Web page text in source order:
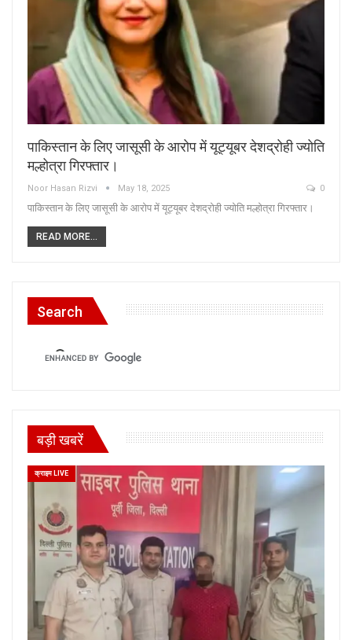
पाकिस्तान के लिए जासूसी के आरोप में यूट्यूबर देशद्रोही ज्योति
मल्होत्रा गिरफ्तार।
Noor Hasan Rizvi May 18, 2025 0
पाकिस्तान के लिए जासूसी के आरोप में यूट्यूबर देशद्रोही ज्योति मल्होत्रा गिरफ्तार।
READ MORE...
Search
बड़ी खबरें
क्राइम LIVE